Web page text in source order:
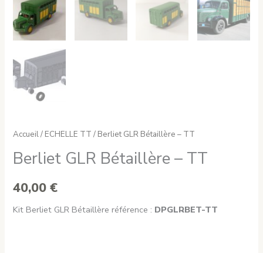
Accueil/ ECHELLE TT / Berliet GLR Bétaillère – TT
Berliet GLR Bétaillère – TT
40,00€
Kit Berliet GLR Bétaillère référence : DPGLRBET-TT